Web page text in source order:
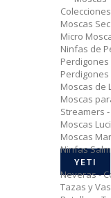
Moscas
Micro
Ninfas de
Perdigones
Moscas de
Moscas
Streamers
Moscas
Moscas Mar
Ninfas
YETI
Neveras -
Tazas y